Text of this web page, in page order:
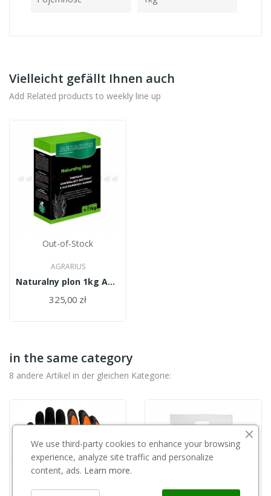
Vielleicht gefällt Ihnen auch
Add Related products to weekly line up
Out-of-Stock
AGRARIUS
Naturalny plon 1kg Agrarius
325,00 zł
in the same category
8 andere Artikel in der gleichen Kategorie:
We use third-party cookies to enhance your browsing
experience, analyze site traffic and personalize
content, ads. Learn more.